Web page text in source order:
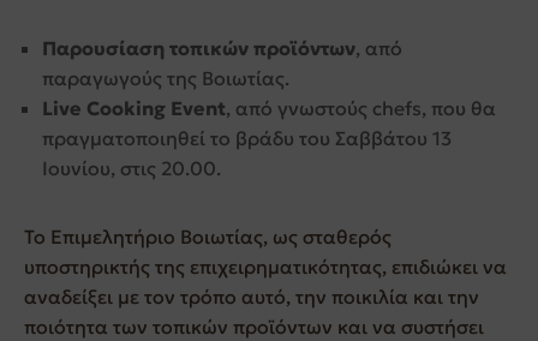
Παρουσίαση τοπικών προϊόντων, από
παραγωγούς της Βοιωτίας.
Live Cooking Event, από γνωστούς chefs, που θα
πραγματοποιηθεί το βράδυ του Σαββάτου 13
Ιουνίου, στις 20.00.
Το Επιμελητήριο Βοιωτίας, ως σταθερός
υποστηρικτής της επιχειρηματικότητας, επιδιώκει να
αναδείξει με τον τρόπο αυτό, την ποικιλία και την
ποιότητα των τοπικών προϊόντων και να συστήσει